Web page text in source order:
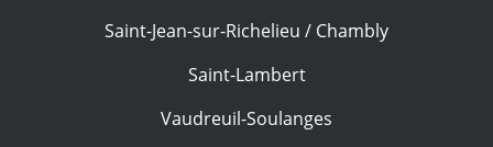
Saint-Jean-sur-Richelieu / Chambly
Saint-Lambert
Vaudreuil-Soulanges